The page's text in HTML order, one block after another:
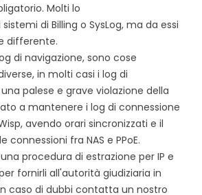
Molti lo
di Billing o SysLog, ma da essi
differente.
di navigazione, sono cose
in molti casi i log di
palese e grave violazione della
a mantenere i log di connessione
avendo orari sincronizzati e il
fra NAS e PPoE.
procedura di estrazione per IP e
fornirli all'autorità giudiziaria in
caso di dubbi contatta un nostro